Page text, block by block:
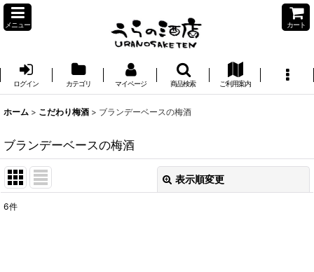
メニュー カート
ログイン カテゴリ マイページ 商品検索 ご利用案内
ホーム > こだわり梅酒 > ブランデーベースの梅酒
ブランデーベースの梅酒
表示順変更
6件